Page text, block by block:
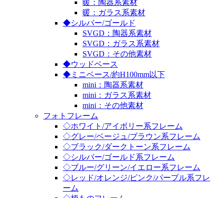
暖：陶器系素材
暖：ガラス系素材
◆シルバー/ゴールド
SVGD：陶器系素材
SVGD：ガラス系素材
SVGD：その他素材
◆ウッドベース
◆ミニベース/約H100mm以下
mini：陶器系素材
mini：ガラス系素材
mini：その他素材
フォトフレーム
◇ホワイト/アイボリー系フレーム
◇グレー/ベージュ/ブラウン系フレーム
◇ブラック/ダークトーン系フレーム
◇シルバー/ゴールド系フレーム
◇ブルー/グリーン/イエロー系フレーム
◇レッド/オレンジ/ピンク/パープル系フレ
ーム